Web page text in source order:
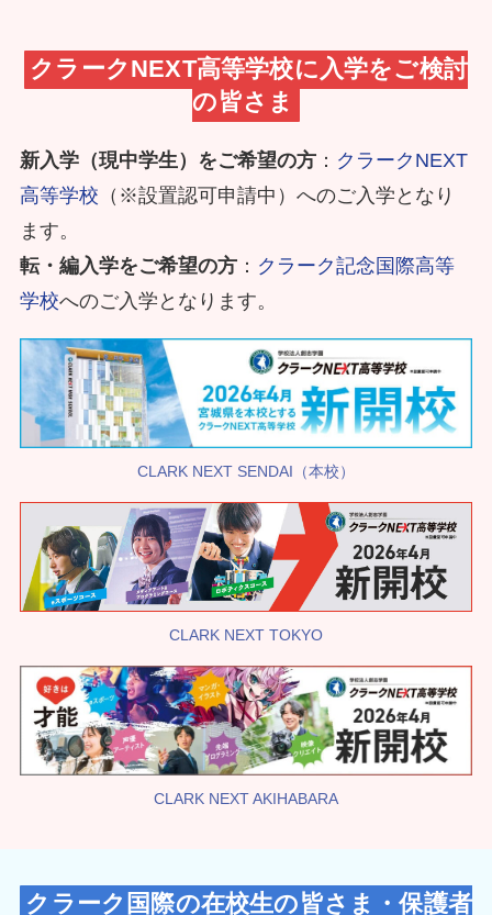
クラークNEXT高等学校に入学をご検討
の皆さま
新入学（現中学生）をご希望の方： クラークNEXT
高等学校 （※設置認可申請中）へのご入学となり
ます。
転・編入学をご希望の方： クラーク記念国際高等
学校へのご入学となります。
CLARK NEXT SENDAI（本校）
CLARK NEXT TOKYO
CLARK NEXT AKIHABARA
クラーク国際の在校生の皆さま・保護者